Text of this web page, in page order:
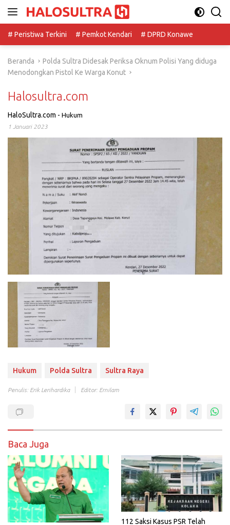
# Peristiwa Terkini
# Pemkot Kendari # DPRD Konawe
Beranda
Polda Sultra Didesak Periksa Oknum Polisi Yang diduga
Menodongkan Pistol Ke Warga Konut
Halosultra.com
HaloSultra.com - Hukum
1 Januari 2023
Hukum Polda Sultra Sultra Raya
Penulis: Erik Lerihardika Editor: Ernilam
Baca Juga
112 Saksi Kasus PSR Telah